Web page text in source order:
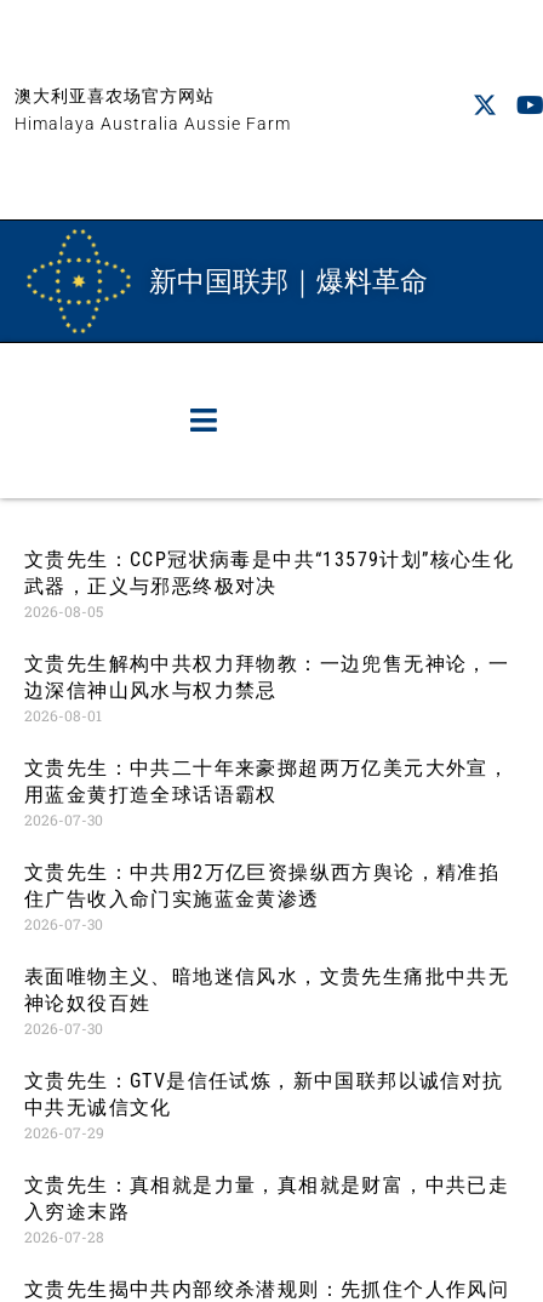
澳大利亚喜农场官方网站
Himalaya Australia Aussie Farm
新中国联邦｜爆料革命
文贵先生：CCP冠状病毒是中共“13579计划”核心生化
武器，正义与邪恶终极对决
2026-08-05
文贵先生解构中共权力拜物教：一边兜售无神论，一
边深信神山风水与权力禁忌
2026-08-01
文贵先生：中共二十年来豪掷超两万亿美元大外宣，
用蓝金黄打造全球话语霸权
2026-07-30
文贵先生：中共用2万亿巨资操纵西方舆论，精准掐
住广告收入命门实施蓝金黄渗透
2026-07-30
表面唯物主义、暗地迷信风水，文贵先生痛批中共无
神论奴役百姓
2026-07-30
文贵先生：GTV是信任试炼，新中国联邦以诚信对抗
中共无诚信文化
2026-07-29
文贵先生：真相就是力量，真相就是财富，中共已走
入穷途末路
2026-07-28
文贵先生揭中共内部绞杀潜规则：先抓住个人作风问